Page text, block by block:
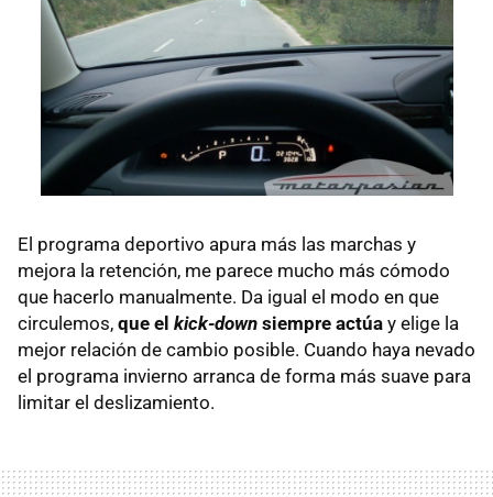
El programa deportivo apura más las marchas y
mejora la retención, me parece mucho más cómodo
que hacerlo manualmente. Da igual el modo en que
circulemos, que el kick-down siempre actúa y elige la
mejor relación de cambio posible. Cuando haya nevado
el programa invierno arranca de forma más suave para
limitar el deslizamiento.